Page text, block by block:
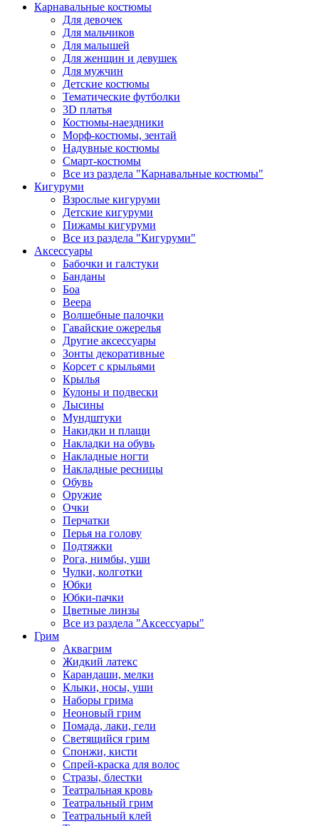
Карнавальные костюмы
Для девочек
Для мальчиков
Для малышей
Для женщин и девушек
Для мужчин
Детские костюмы
Тематические футболки
3D платья
Костюмы-наездники
Морф-костюмы, зентай
Надувные костюмы
Смарт-костюмы
Все из раздела "Карнавальные костюмы"
Кигуруми
Взрослые кигуруми
Детские кигуруми
Пижамы кигуруми
Все из раздела "Кигуруми"
Аксессуары
Бабочки и галстуки
Банданы
Боа
Веера
Волшебные палочки
Гавайские ожерелья
Другие аксессуары
Зонты декоративные
Корсет с крыльями
Крылья
Кулоны и подвески
Лысины
Мундштуки
Накидки и плащи
Накладки на обувь
Накладные ногти
Накладные ресницы
Обувь
Оружие
Очки
Перчатки
Перья на голову
Подтяжки
Рога, нимбы, уши
Чулки, колготки
Юбки
Юбки-пачки
Цветные линзы
Все из раздела "Аксессуары"
Грим
Аквагрим
Жидкий латекс
Карандаши, мелки
Клыки, носы, уши
Наборы грима
Неоновый грим
Помада, лаки, гели
Светящийся грим
Спонжи, кисти
Спрей-краска для волос
Стразы, блестки
Театральная кровь
Театральный грим
Театральный клей